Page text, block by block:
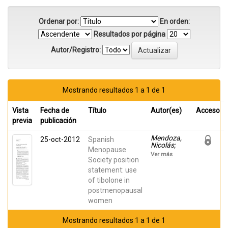
Ordenar por:
En orden:
Resultados por página
Autor/Registro:
Mostrando resultados 1 a 1 de 1
Vista
previa
Fecha de
publicación
Título Autor(es) Acceso
25-oct-2012
Spanish
Menopause
Society position
statement: use
of tibolone in
postmenopausal
women
Mendoza,
Nicolás;
Abad,
Pedro;
Plácido;
Manubens,
Montserrat;
Ver más
Mostrando resultados 1 a 1 de 1